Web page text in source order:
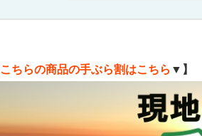
こちらの商品の手ぶら割はこちら ▼】